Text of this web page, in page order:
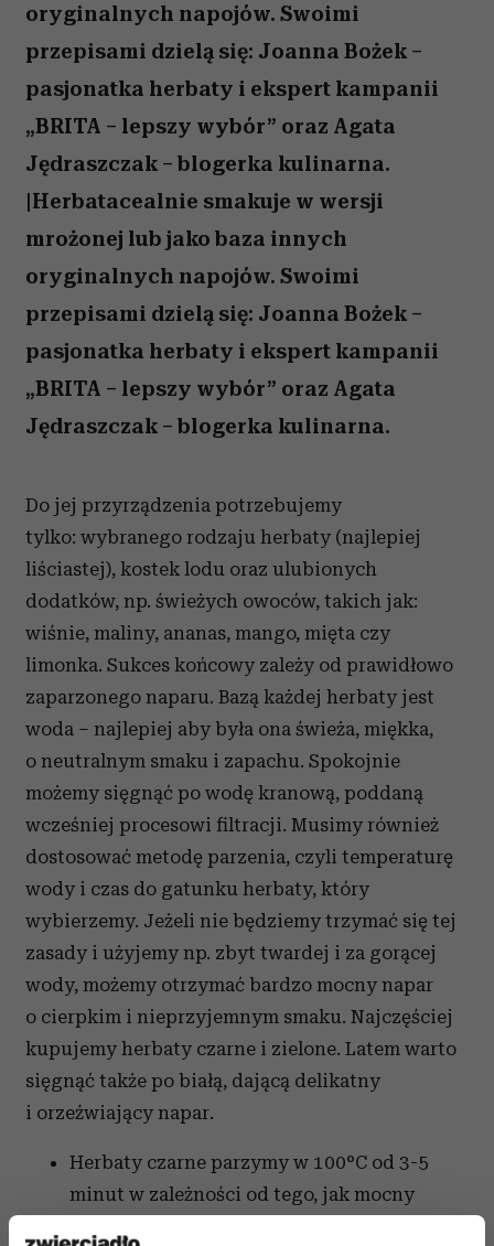
oryginalnych napojów. Swoimi
przepisami dzielą się: Joanna Bożek –
pasjonatka herbaty i ekspert kampanii
„BRITA – lepszy wybór” oraz Agata
Jędraszczak – blogerka kulinarna.
|Herbatacealnie smakuje w wersji
mrożonej lub jako baza innych
oryginalnych napojów. Swoimi
przepisami dzielą się: Joanna Bożek –
pasjonatka herbaty i ekspert kampanii
„BRITA – lepszy wybór” oraz Agata
Jędraszczak – blogerka kulinarna.
Do jej przyrządzenia potrzebujemy
tylko: wybranego rodzaju herbaty (najlepiej
liściastej), kostek lodu oraz ulubionych
dodatków, np. świeżych owoców, takich jak:
wiśnie, maliny, ananas, mango, mięta czy
limonka. Sukces końcowy zależy od prawidłowo
zaparzonego naparu. Bazą każdej herbaty jest
woda – najlepiej aby była ona świeża, miękka,
o neutralnym smaku i zapachu. Spokojnie
możemy sięgnąć po wodę kranową, poddaną
wcześniej procesowi filtracji. Musimy również
dostosować metodę parzenia, czyli temperaturę
wody i czas do gatunku herbaty, który
wybierzemy. Jeżeli nie będziemy trzymać się tej
zasady i użyjemy np. zbyt twardej i za gorącej
wody, możemy otrzymać bardzo mocny napar
o cierpkim i nieprzyjemnym smaku. Najczęściej
kupujemy herbaty czarne i zielone. Latem warto
sięgnąć także po białą, dającą delikatny
i orzeźwiający napar.
Herbaty czarne parzymy w 100°C od 3-5
minut w zależności od tego, jak mocny